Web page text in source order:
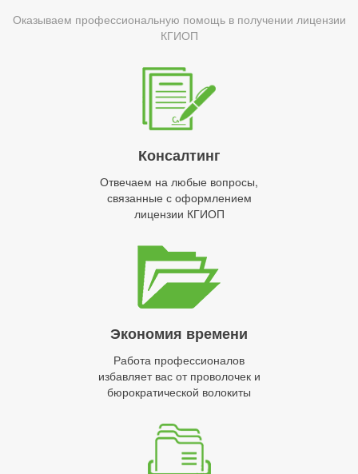
Оказываем профессиональную помощь в получении лицензии
КГИОП
Консалтинг
Отвечаем на любые вопросы,
связанные с оформлением
лицензии КГИОП
Экономия времени
Работа профессионалов
избавляет вас от проволочек и
бюрократической волокиты